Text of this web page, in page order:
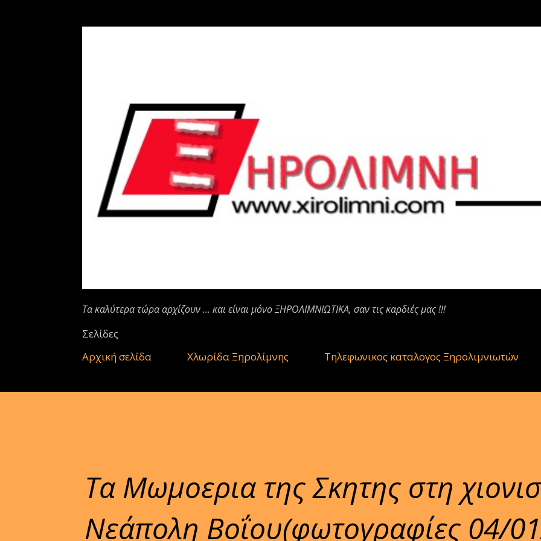
Τα καλύτερα τώρα αρχίζουν ... και είναι μόνο ΞΗΡΟΛΙΜΝΙΩΤΙΚΑ, σαν τις καρδιές μας !!!
Σελίδες
Αρχική σελίδα
Χλωρίδα Ξηρολίμνης Τηλεφωνικος καταλογος Ξηρολιμνιωτών
Τα Μωμοερια της Σκητης στη
Νεάπολη Βοΐου(φωτογραφίες 04/